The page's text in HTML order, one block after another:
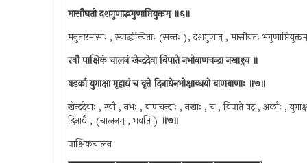
मासौघतो दशगुणाद्भगुणाप्तियुक्तम् ॥६॥
मनुतष्टमासाः , स्वार्द्धान्विताः (सन्तः ), दशगुणात् , मासौवतः
रवौ पाक्षिकं चालनं खेन्द्रदेवा विपाते नभोबाणचन्द्रा नखाश्र्च ॥
षडर्का युगाक्षा गृहाद्यं च वृत्ते दिनाद्येनभोक्षाब्धयो बाणबाणाः ॥७॥
खेन्द्रदेवाः , रवौ , नभः , बाणचन्द्राः , नखाः , च , विपाते षट् , अर्काः ,
दिनाद्यै , (चालनम् , भवति ) ॥७॥
पाक्षिकचालन